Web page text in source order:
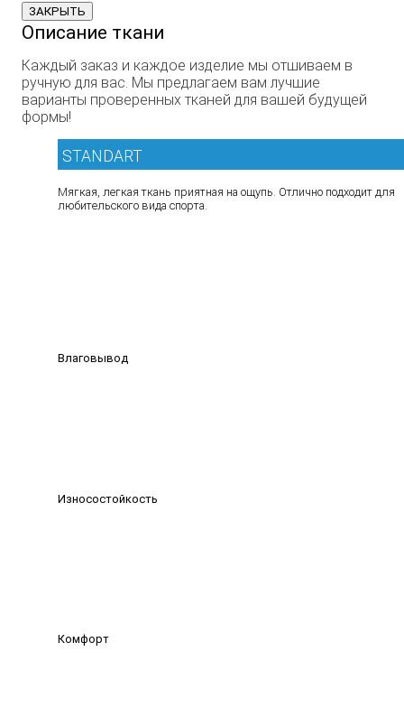
ЗАКРЫТЬ
Описание ткани
Каждый заказ и каждое изделие мы отшиваем в
ручную для вас. Мы предлагаем вам лучшие
варианты проверенных тканей для вашей будущей
формы!
STANDART
Мягкая, легкая ткань приятная на ощупь. Отлично подходит для
любительского вида спорта.
Влаговывод
Износостойкость
Комфорт